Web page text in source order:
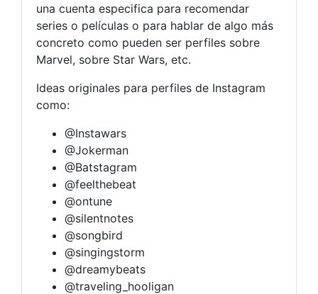
una cuenta especifica para recomendar
series o películas o para hablar de algo más
concreto como pueden ser perfiles sobre
Marvel, sobre Star Wars, etc.
Ideas originales para perfiles de Instagram
como:
@Instawars
@Jokerman
@Batstagram
@feelthebeat
@ontune
@silentnotes
@songbird
@singingstorm
@dreamybeats
@traveling_hooligan